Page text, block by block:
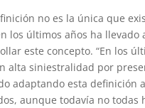
no es la única que
los últimos años ha llevado
este concepto. “En los
alta siniestralidad por
adaptando esta definición
aunque todavía no todas